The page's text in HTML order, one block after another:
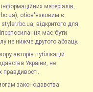
матеріалів,
обов'язковим є
відкритого для
має бути
не нижче другого абзацу.
авторів публікацій.
України, не
правдивості.
законодавства